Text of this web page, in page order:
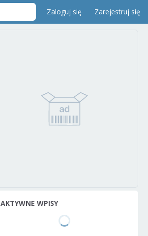
Zaloguj się Zarejestruj się
AKTYWNE WPISY